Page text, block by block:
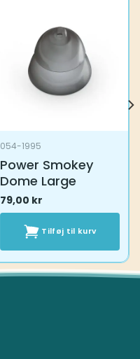
054-1995
Power Smokey
Dome Large
79,00 kr
Tilføj til kurv